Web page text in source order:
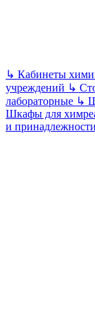
↳ Кабинеты
учреждений ↳
лабораторные ↳
Шкафы для
и принадлежности